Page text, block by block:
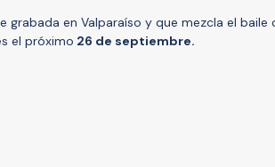
grabada en Valparaíso y que mezcla el
el próximo 26 de septiembre.